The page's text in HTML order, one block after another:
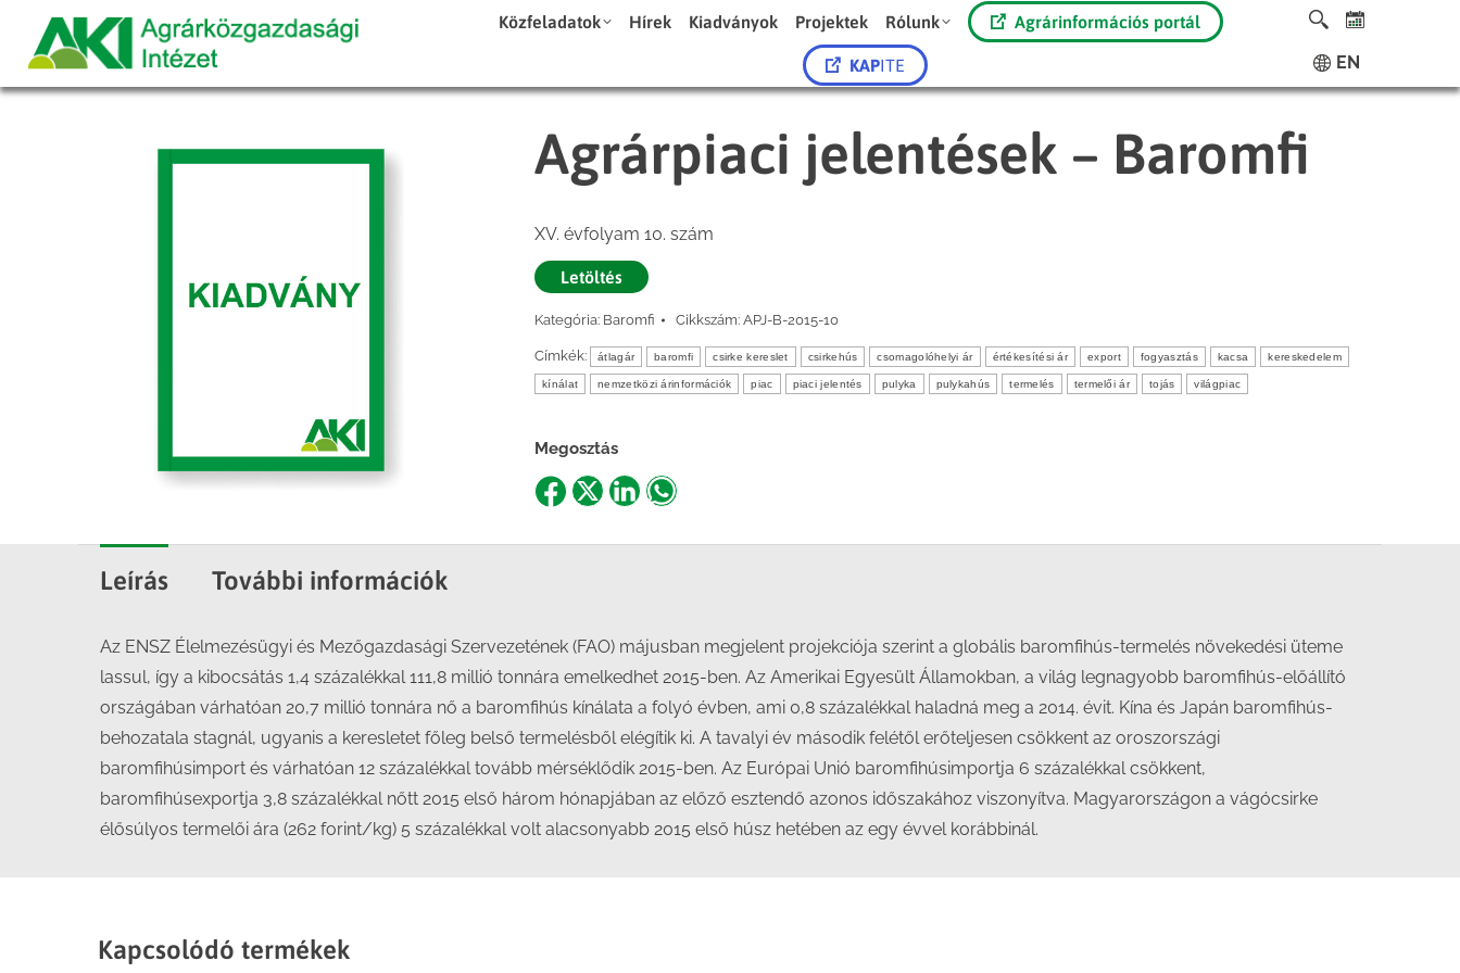
Közfeladatok Hírek Kiadványok Projektek Rólunk Agrárinformációs portál
KAPITE EN
Agrárpiaci jelentések – Baromfi
XV. évfolyam 10. szám
Letöltés
Kategória: Baromfi Cikkszám: APJ-B-2015-10
Címkék: átlagár baromfi csirke kereslet csirkehús csomagolóhelyi ár értékesítési ár export fogyasztás kacsa kereskedelem
kínálat nemzetközi árinformációk piac piaci jelentés pulyka pulykahús termelés termelői ár tojás világpiac
Megosztás
ShareShareShareShare
Leírás További információk
Az ENSZ Élelmezésügyi és Mezőgazdasági Szervezetének (FAO) májusban megjelent projekciója szerint a globális baromfihús-termelés növekedési üteme
lassul, így a kibocsátás 1,4 százalékkal 111,8 millió tonnára emelkedhet 2015-ben. Az Amerikai Egyesült Államokban, a világ legnagyobb baromfihús-előállító
országában várhatóan 20,7 millió tonnára nő a baromfihús kínálata a folyó évben, ami 0,8 százalékkal haladná meg a 2014. évit. Kína és Japán baromfihús-
behozatala stagnál, ugyanis a keresletet főleg belső termelésből elégítik ki. A tavalyi év második felétől erőteljesen csökkent az oroszországi
baromfihúsimport és várhatóan 12 százalékkal tovább mérséklődik 2015-ben. Az Európai Unió baromfihúsimportja 6 százalékkal csökkent,
baromfihúsexportja 3,8 százalékkal nőtt 2015 első három hónapjában az előző esztendő azonos időszakához viszonyítva. Magyarországon a vágócsirke
élősúlyos termelői ára (262 forint/kg) 5 százalékkal volt alacsonyabb 2015 első húsz hetében az egy évvel korábbinál.
Kapcsolódó termékek